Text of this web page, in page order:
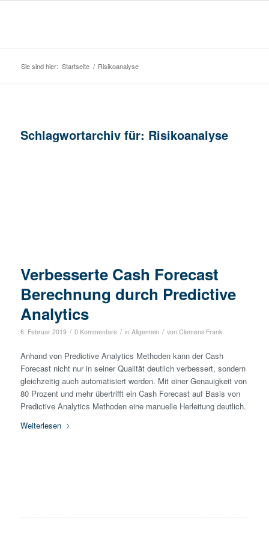
Sie sind hier: Startseite / Risikoanalyse
Schlagwortarchiv für: Risikoanalyse
Verbesserte Cash Forecast
Berechnung durch Predictive
Analytics
6. Februar 2019 / 0 Kommentare / in Allgemein / von Clemens Frank
Anhand von Predictive Analytics Methoden kann der Cash
Forecast nicht nur in seiner Qualität deutlich verbessert, sondern
gleichzeitig auch automatisiert werden. Mit einer Genauigkeit von
80 Prozent und mehr übertrifft ein Cash Forecast auf Basis von
Predictive Analytics Methoden eine manuelle Herleitung deutlich.
Weiterlesen